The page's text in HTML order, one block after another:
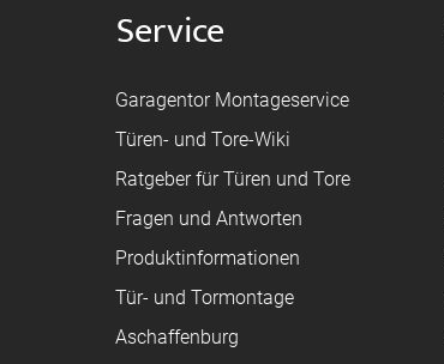
Service
Garagentor Montageservice
Türen- und Tore-Wiki
Ratgeber für Türen und Tore
Fragen und Antworten
Produktinformationen
Tür- und Tormontage
Aschaffenburg